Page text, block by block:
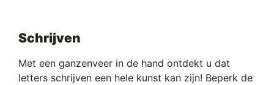
Schrijven
Met een ganzenveer in de hand ontdekt u dat
letters schrijven een hele kunst kan zijn! Beperk de